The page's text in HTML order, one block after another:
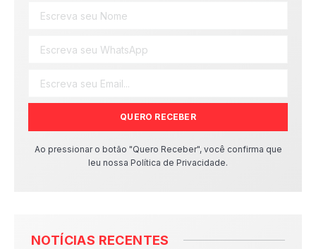
QUERO RECEBER
Ao pressionar o botão "Quero Receber", você confirma que
leu nossa Política de Privacidade.
NOTÍCIAS RECENTES